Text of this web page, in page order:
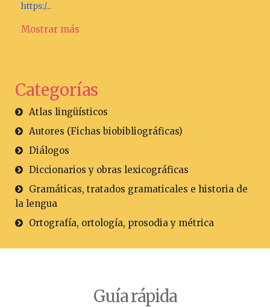
https:/...
Mostrar más
Categorías
Atlas lingüísticos
Autores (Fichas biobibliográficas)
Diálogos
Diccionarios y obras lexicográficas
Gramáticas, tratados gramaticales e historia de
la lengua
Ortografía, ortología, prosodia y métrica
Guía rápida